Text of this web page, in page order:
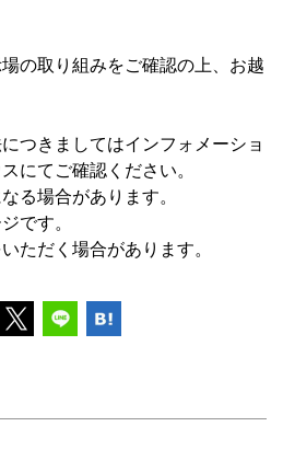
の取り組みをご確認の上、お越
つきましてはインフォメーショ
にてご確認ください。
る場合があります。
です。
ただく場合があります。